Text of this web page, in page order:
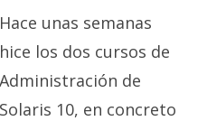
10
Hace unas semanas
hice los dos cursos de
Administración de
Solaris 10, en concreto